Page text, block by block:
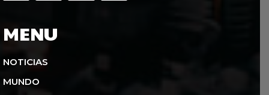
MENU
NOTICIAS
MUNDO